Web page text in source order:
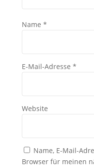
Name *
E-Mail-Adresse *
Website
Name, E-Mail-
Browser für meinen